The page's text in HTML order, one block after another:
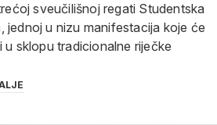
sveučilišnoj regati Studentska
jednoj u nizu manifestacija koje će
u sklopu tradicionalne riječke